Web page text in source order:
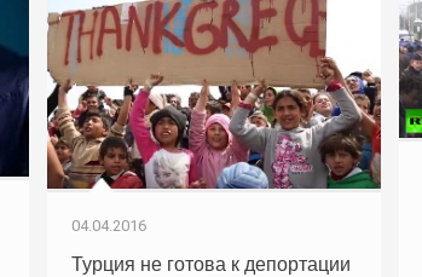
04.04.2016
Турция не готова к депортации